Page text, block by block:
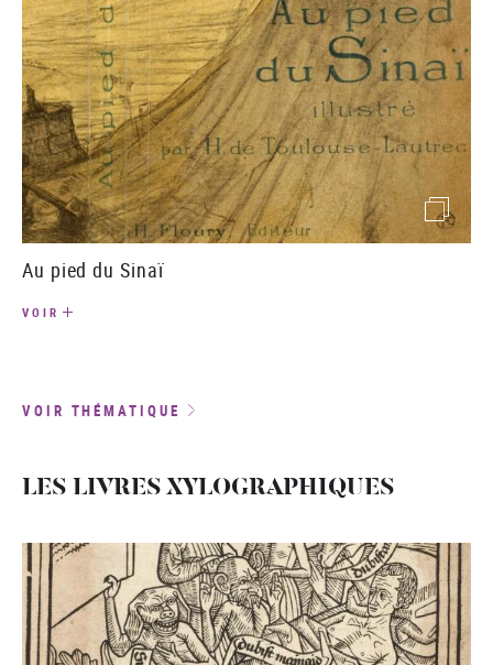
(image)
Au pied du Sinaï
VOIR
VOIR THÉMATIQUE
LES LIVRES XYLOGRAPHIQUES